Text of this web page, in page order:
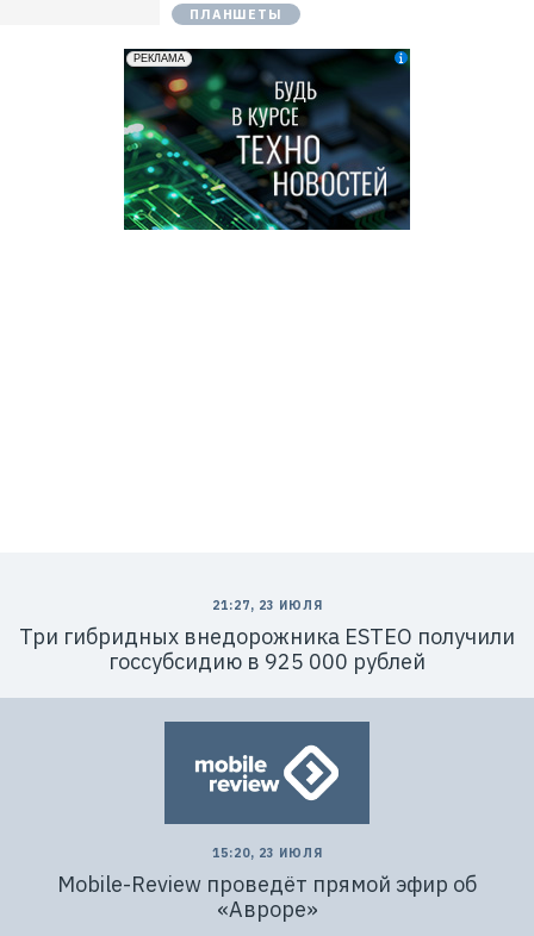
ПЛАНШЕТЫ
21:27, 23 ИЮЛЯ
Три гибридных внедорожника ESTEO получили
госсубсидию в 925 000 рублей
15:20, 23 ИЮЛЯ
Mobile-Review проведёт прямой эфир об
«Авроре»